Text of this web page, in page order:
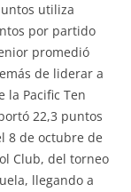
utiliza
por partido
promedió
de liderar a
Pacific Ten
22,3 puntos
8 de octubre de
Club, del torneo
llegando a